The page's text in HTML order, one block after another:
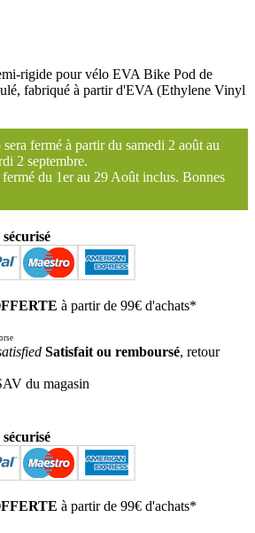
rigide pour vélo EVA Bike Pod de
fabriqué à partir d'EVA (Ethylene Vinyl
fermé à partir du samedi 2 août au
2 septembre.
du 1er au 29 Août inclus. Bonnes
à partir de 99€ d'achats*
Satisfait ou remboursé, retour
du magasin
à partir de 99€ d'achats*